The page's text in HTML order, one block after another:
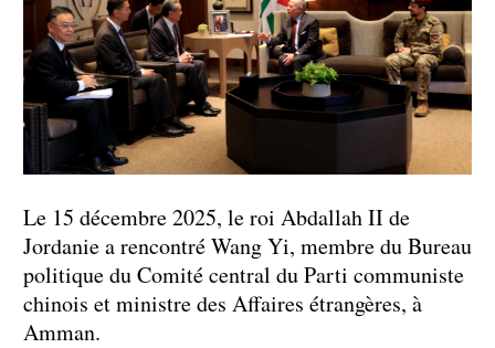
Le 15 décembre 2025, le roi Abdallah II de
Jordanie a rencontré Wang Yi, membre du Bureau
politique du Comité central du Parti communiste
chinois et ministre des Affaires étrangères, à
Amman.